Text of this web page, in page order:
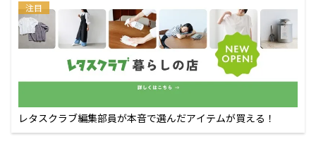
注目
レタスクラブ編集部員が本音で選んだアイテムが買える！